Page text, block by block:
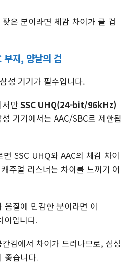
은 분이라면 체감 차이가 클 겁
재, 양날의 검
성 기기가 필수입니다.
만 SSC UHQ(24-bit/96kHz)
기기에서는 AAC/SBC로 제한됩
SSC UHQ와 AAC의 체감 차이
주얼 리스너는 차이를 느끼기 어
음질에 민감한 분이라면 이
이입니다.
감에서 차이가 드러나므로, 삼성
좋습니다.